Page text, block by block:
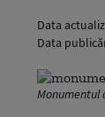
Data
Data
Monumentul